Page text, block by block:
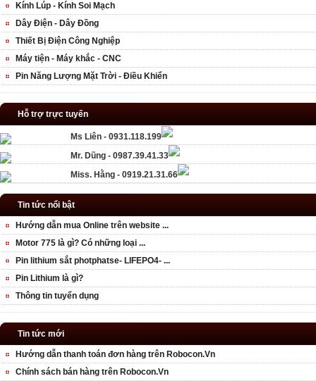
Kính Lúp - Kính Soi Mạch
Dây Điện - Dây Đồng
Thiết Bị Điện Công Nghiệp
Máy tiện - Máy khắc - CNC
Pin Năng Lượng Mặt Trời - Điều Khiển
Hỗ trợ trực tuyến
Ms Liên - 0931.118.199
Mr. Dũng - 0987.39.41.33
Miss. Hằng - 0919.21.31.66
Tin tức nổi bật
Hướng dẫn mua Online trên website ...
Motor 775 là gì? Có những loại ...
Pin lithium sắt photphatse- LIFEPO4- ...
Pin Lithium là gì?
Thông tin tuyển dụng
Tin tức mới
Hướng dẫn thanh toán đơn hàng trên Robocon.Vn
Chính sách bán hàng trên Robocon.Vn